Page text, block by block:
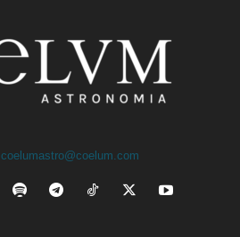
coelumastro@coelum.com